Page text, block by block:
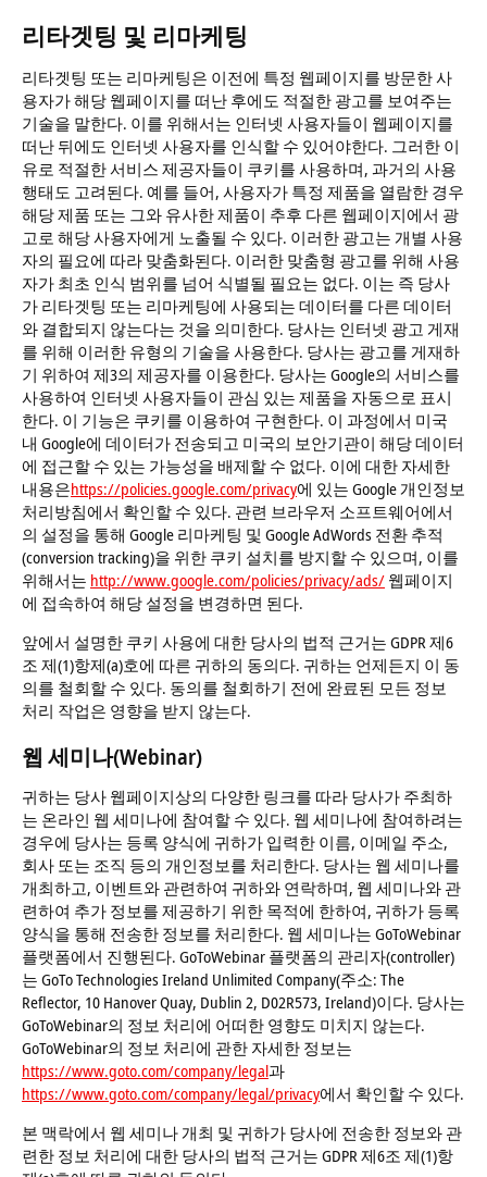
리타겟팅 및 리마케팅
리타겟팅 또는 리마케팅은 이전에 특정 웹페이지를 방문한 사
용자가 해당 웹페이지를 떠난 후에도 적절한 광고를 보여주는
기술을 말한다. 이를 위해서는 인터넷 사용자들이 웹페이지를
떠난 뒤에도 인터넷 사용자를 인식할 수 있어야한다. 그러한 이
유로 적절한 서비스 제공자들이 쿠키를 사용하며, 과거의 사용
행태도 고려된다. 예를 들어, 사용자가 특정 제품을 열람한 경우
해당 제품 또는 그와 유사한 제품이 추후 다른 웹페이지에서 광
고로 해당 사용자에게 노출될 수 있다. 이러한 광고는 개별 사용
자의 필요에 따라 맞춤화된다. 이러한 맞춤형 광고를 위해 사용
자가 최초 인식 범위를 넘어 식별될 필요는 없다. 이는 즉 당사
가 리타겟팅 또는 리마케팅에 사용되는 데이터를 다른 데이터
와 결합되지 않는다는 것을 의미한다. 당사는 인터넷 광고 게재
를 위해 이러한 유형의 기술을 사용한다. 당사는 광고를 게재하
기 위하여 제3의 제공자를 이용한다. 당사는 Google의 서비스를
사용하여 인터넷 사용자들이 관심 있는 제품을 자동으로 표시
한다. 이 기능은 쿠키를 이용하여 구현한다. 이 과정에서 미국
내 Google에 데이터가 전송되고 미국의 보안기관이 해당 데이터
에 접근할 수 있는 가능성을 배제할 수 없다. 이에 대한 자세한
내용은https://policies.google.com/privacy에 있는 Google 개인정보
처리방침에서 확인할 수 있다. 관련 브라우저 소프트웨어에서
의 설정을 통해 Google 리마케팅 및 Google AdWords 전환 추적
(conversion tracking)을 위한 쿠키 설치를 방지할 수 있으며, 이를
위해서는 http://www.google.com/policies/privacy/ads/ 웹페이지
에 접속하여 해당 설정을 변경하면 된다.
앞에서 설명한 쿠키 사용에 대한 당사의 법적 근거는 GDPR 제6
조 제(1)항제(a)호에 따른 귀하의 동의다. 귀하는 언제든지 이 동
의를 철회할 수 있다. 동의를 철회하기 전에 완료된 모든 정보
처리 작업은 영향을 받지 않는다.
웹 세미나(Webinar)
귀하는 당사 웹페이지상의 다양한 링크를 따라 당사가 주최하
는 온라인 웹 세미나에 참여할 수 있다. 웹 세미나에 참여하려는
경우에 당사는 등록 양식에 귀하가 입력한 이름, 이메일 주소,
회사 또는 조직 등의 개인정보를 처리한다. 당사는 웹 세미나를
개최하고, 이벤트와 관련하여 귀하와 연락하며, 웹 세미나와 관
련하여 추가 정보를 제공하기 위한 목적에 한하여, 귀하가 등록
양식을 통해 전송한 정보를 처리한다. 웹 세미나는 GoToWebinar
플랫폼에서 진행된다. GoToWebinar 플랫폼의 관리자(controller)
는 GoTo Technologies Ireland Unlimited Company(주소: The
Reflector, 10 Hanover Quay, Dublin 2, D02R573, Ireland)이다. 당사는
GoToWebinar의 정보 처리에 어떠한 영향도 미치지 않는다.
GoToWebinar의 정보 처리에 관한 자세한 정보는
https://www.goto.com/company/legal과
https://www.goto.com/company/legal/privacy에서 확인할 수 있다.
본 맥락에서 웹 세미나 개최 및 귀하가 당사에 전송한 정보와 관
련한 정보 처리에 대한 당사의 법적 근거는 GDPR 제6조 제(1)항